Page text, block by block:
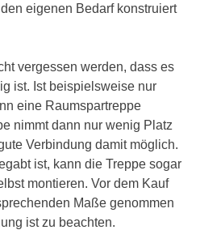
eigenen Bedarf konstruiert
vergessen werden, dass es
ist. Ist beispielsweise nur
eine Raumspartreppe
nimmt dann nur wenig Platz
Verbindung damit möglich.
ist, kann die Treppe sogar
montieren. Vor dem Kauf
Maße genommen
ist zu beachten.